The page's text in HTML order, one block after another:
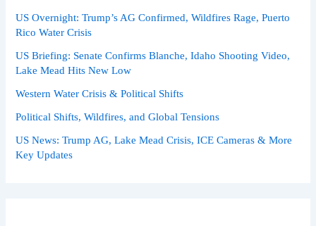
US Overnight: Trump’s AG Confirmed, Wildfires Rage, Puerto
Rico Water Crisis
US Briefing: Senate Confirms Blanche, Idaho Shooting Video,
Lake Mead Hits New Low
Western Water Crisis & Political Shifts
Political Shifts, Wildfires, and Global Tensions
US News: Trump AG, Lake Mead Crisis, ICE Cameras & More
Key Updates